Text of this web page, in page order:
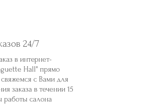
24/7
в интернет-
Hall" прямо
с Вами для
заказа в течении 15
работы салона